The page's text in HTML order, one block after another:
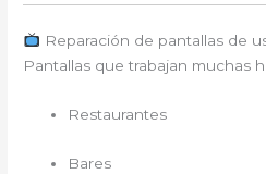
Reparación de pantallas de
Pantallas que trabajan muchas
Restaurantes
Bares